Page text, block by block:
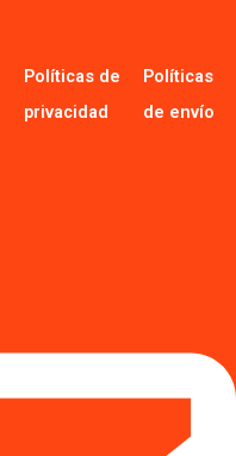
Políticas de
privacidad
Políticas
de envío